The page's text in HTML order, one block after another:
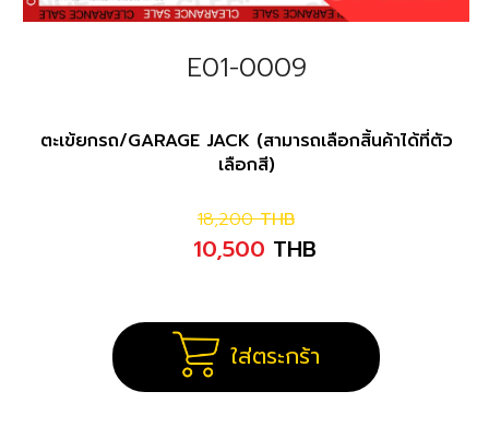
E01-0009
ตะเข้ยกรถ/GARAGE JACK (สามารถเลือกสิ้นค้าได้ที่ตัว
เลือกสี)
18,200 THB
10,500 THB
ใส่ตระกร้า